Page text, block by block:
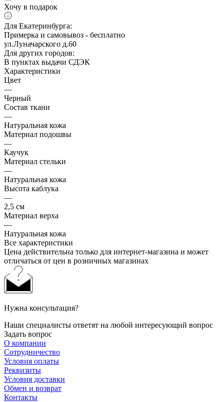
Хочу в подарок
Для Екатеринбурга:
Примерка и самовывоз - бесплатно
ул.Луначарского д.60
Для других городов:
В пунктах выдачи СДЭК
Характеристики
Цвет
—
Черный
Состав ткани
—
Натуральная кожа
Материал подошвы
—
Каучук
Материал стельки
—
Натуральная кожа
Высота каблука
—
2,5 см
Материал верха
—
Натуральная кожа
Все характеристики
Цена действительна только для интернет-магазина и может
отличаться от цен в розничных магазинах
Нужна консультация?
Наши специалисты ответят на любой интересующий вопрос
Задать вопрос
О компании
Сотрудничество
Условия оплаты
Реквизиты
Условия доставки
Обмен и возврат
Контакты